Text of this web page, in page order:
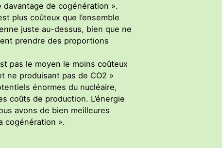
davantage de cogénération ».
plus coûteux que l’ensemble
juste au-dessus, bien que ne
prendre des proportions
pas le moyen le moins coûteux
ne produisant pas de CO2 »
énormes du nucléaire,
coûts de production. L’énergie
avons de bien meilleures
cogénération ».